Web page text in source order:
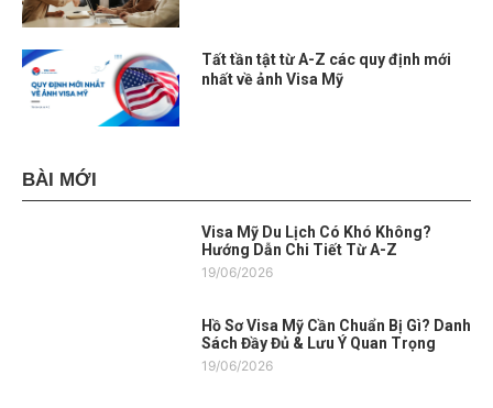
Tất tần tật từ A-Z các quy định mới
nhất về ảnh Visa Mỹ
BÀI MỚI
Visa Mỹ Du Lịch Có Khó Không?
Hướng Dẫn Chi Tiết Từ A-Z
19/06/2026
Hồ Sơ Visa Mỹ Cần Chuẩn Bị Gì? Danh
Sách Đầy Đủ & Lưu Ý Quan Trọng
19/06/2026